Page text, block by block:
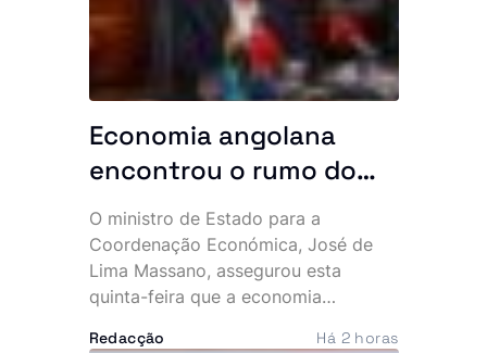
agravam a pressão sobre o sector.
Economia angolana
encontrou o rumo do
crescimento, garante
Lima Massano
O ministro de Estado para a
Coordenação Económica, José de
Lima Massano, assegurou esta
quinta-feira que a economia
de contracção e entrou numa fase de
Redacção Há 2 horas